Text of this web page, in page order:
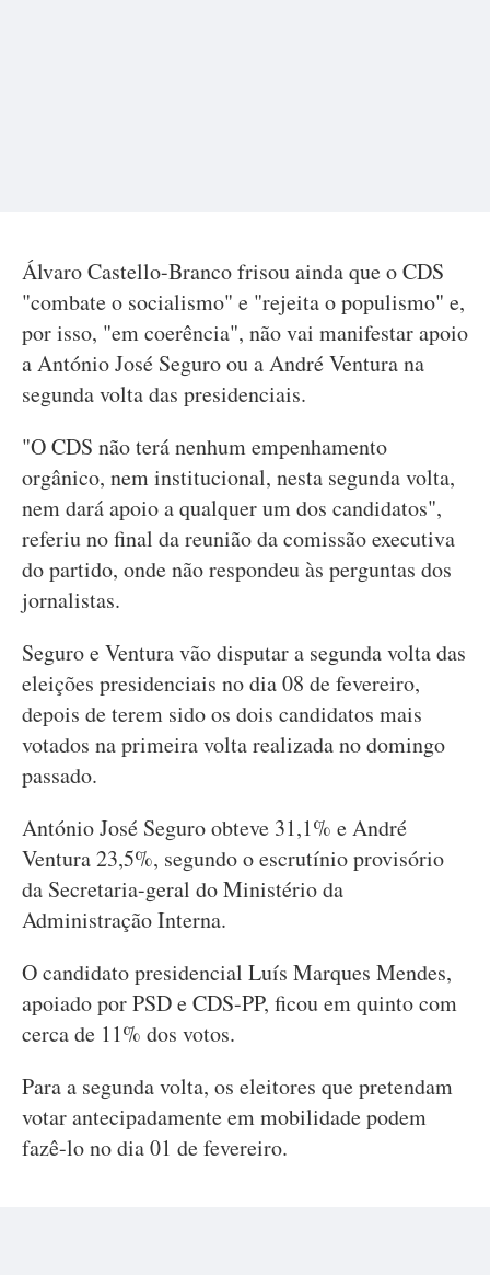
Álvaro Castello-Branco frisou ainda que o CDS
"combate o socialismo" e "rejeita o populismo" e,
por isso, "em coerência", não vai manifestar apoio
a António José Seguro ou a André Ventura na
segunda volta das presidenciais.
"O CDS não terá nenhum empenhamento
orgânico, nem institucional, nesta segunda volta,
nem dará apoio a qualquer um dos candidatos",
referiu no final da reunião da comissão executiva
do partido, onde não respondeu às perguntas dos
jornalistas.
Seguro e Ventura vão disputar a segunda volta das
eleições presidenciais no dia 08 de fevereiro,
depois de terem sido os dois candidatos mais
votados na primeira volta realizada no domingo
passado.
António José Seguro obteve 31,1% e André
Ventura 23,5%, segundo o escrutínio provisório
da Secretaria-geral do Ministério da
Administração Interna.
O candidato presidencial Luís Marques Mendes,
apoiado por PSD e CDS-PP, ficou em quinto com
cerca de 11% dos votos.
Para a segunda volta, os eleitores que pretendam
votar antecipadamente em mobilidade podem
fazê-lo no dia 01 de fevereiro.